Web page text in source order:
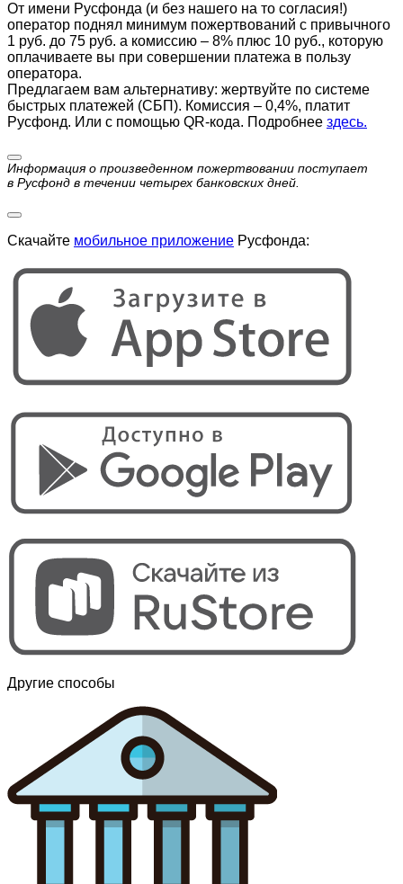
От имени Русфонда (и без нашего на то согласия!)
оператор поднял минимум пожертвований с привычного
1 руб. до 75 руб. а комиссию – 8% плюс 10 руб., которую
оплачиваете вы при совершении платежа в пользу
оператора.
Предлагаем вам альтернативу: жертвуйте по cистеме
быстрых платежей (СБП). Комиссия – 0,4%, платит
Русфонд. Или с помощью QR-кода. Подробнее здесь.
Информация о произведенном пожертвовании поступает
в Русфонд в течении четырех банковских дней.
Скачайте мобильное приложение Русфонда:
Другие способы